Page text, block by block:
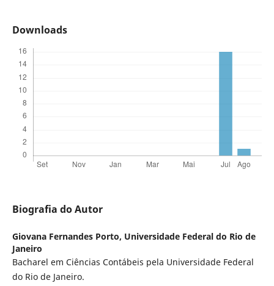
Downloads
Biografia do Autor
Giovana Fernandes Porto, Universidade Federal do Rio de
Janeiro
Bacharel em Ciências Contábeis pela Universidade Federal
do Rio de Janeiro.